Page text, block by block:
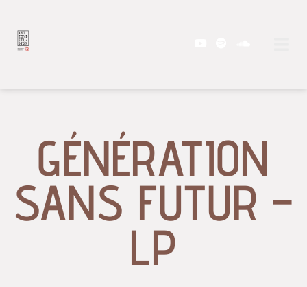
GÉNÉRATION
SANS FUTUR –
LP